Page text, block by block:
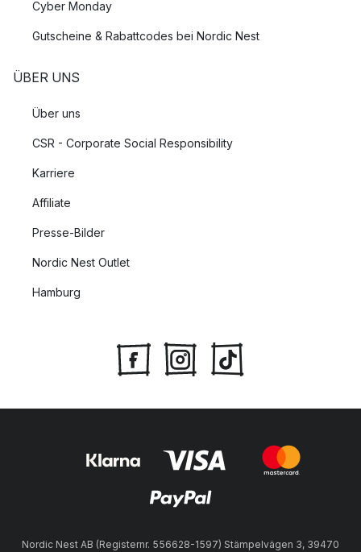
Cyber Monday
Gutscheine & Rabattcodes bei Nordic Nest
ÜBER UNS
Über uns
CSR - Corporate Social Responsibility
Karriere
Affiliate
Presse-Bilder
Nordic Nest Outlet
Hamburg
Nordic Nest AB (Registernr. 556628-1597) Stämpelvägen 3, 39470